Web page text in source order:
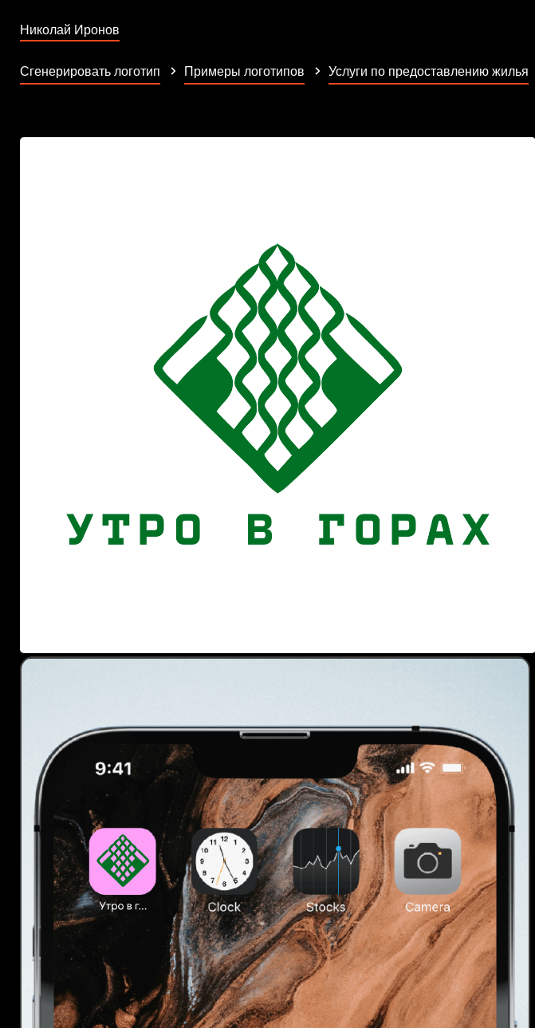
Николай Иронов
Сгенерировать логотип Примеры логотипов Услуги по предоставлению жилья